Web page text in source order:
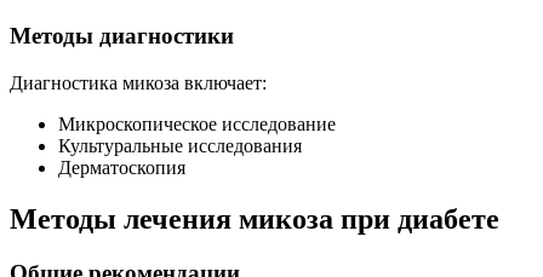
Методы диагностики
Диагностика микоза включает:
Микроскопическое исследование
Культуральные исследования
Дерматоскопия
Методы лечения микоза при диабете